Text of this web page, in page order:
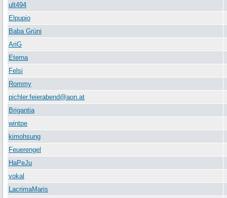
ult494
Elpupio
Baba Grüni
AriG
Eterna
Felsi
Rommy
pichler.feierabend@aon.at
Brigantia
wintpe
kimohsung
Feuerengel
HaPeJu
vokal
LacrimaMaris